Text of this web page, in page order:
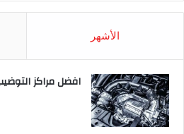
الأشهر
افضل مراكز